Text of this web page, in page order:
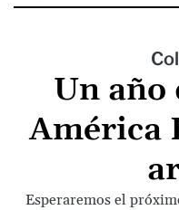
Un año
América
Esperaremos el